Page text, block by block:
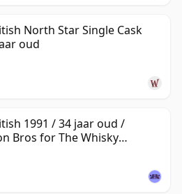
North Star Single Cask
oud
1991 / 34 jaar oud /
Bros for The Whisky